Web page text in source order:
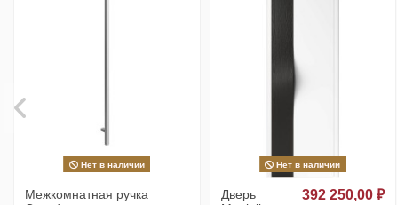
Нет в наличии
Межкомнатная ручка
Нет в наличии
Дверь
392 250,00 ₽